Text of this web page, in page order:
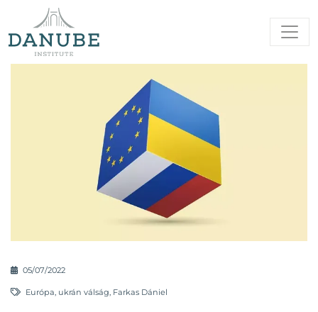
05/07/2022
Európa, ukrán válság, Farkas Dániel